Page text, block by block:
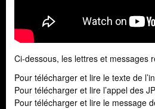
Ci-dessous, les lettres et messages
Pour télécharger et lire le texte de
Pour télécharger et lire l’appel des
Pour télécharger et lire le message